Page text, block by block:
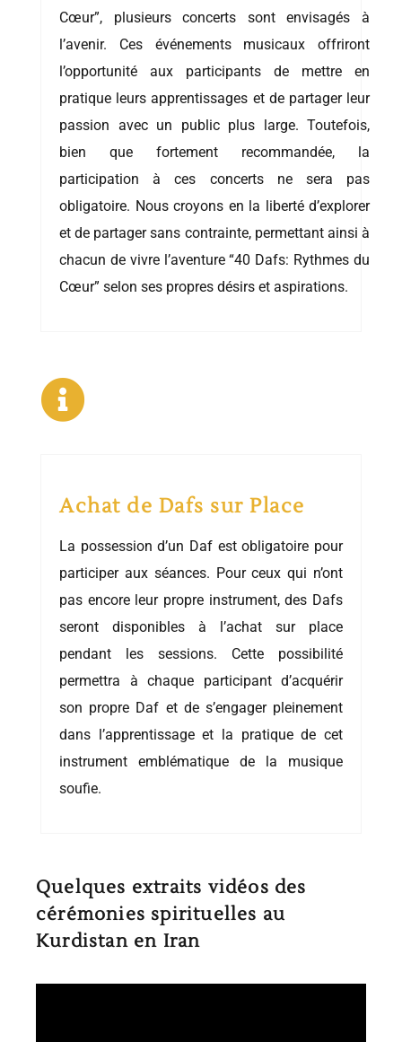
Cœur”, plusieurs concerts sont envisagés à
l’avenir. Ces événements musicaux offriront
l’opportunité aux participants de mettre en
pratique leurs apprentissages et de partager leur
passion avec un public plus large. Toutefois,
bien que fortement recommandée, la
participation à ces concerts ne sera pas
obligatoire. Nous croyons en la liberté d’explorer
et de partager sans contrainte, permettant ainsi à
chacun de vivre l’aventure “40 Dafs: Rythmes du
Cœur” selon ses propres désirs et aspirations.
Achat de Dafs sur Place
La possession d’un Daf est obligatoire pour
participer aux séances. Pour ceux qui n’ont
pas encore leur propre instrument, des Dafs
seront disponibles à l’achat sur place
pendant les sessions. Cette possibilité
permettra à chaque participant d’acquérir
son propre Daf et de s’engager pleinement
dans l’apprentissage et la pratique de cet
instrument emblématique de la musique
soufie.
Quelques extraits vidéos des
cérémonies spirituelles au
Kurdistan en Iran